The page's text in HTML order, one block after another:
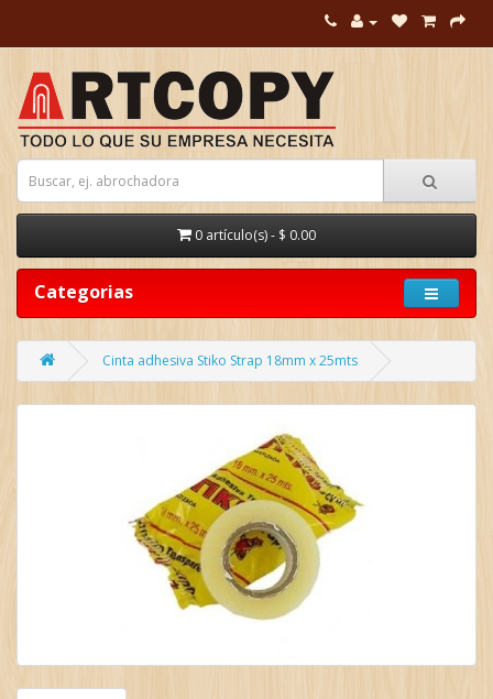
0 artículo(s) - $ 0.00
Categorias
Cinta adhesiva Stiko Strap 18mm x 25mts